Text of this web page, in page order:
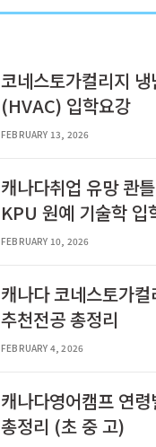
코네스토가컬리지
(HVAC) 입학요강
FEBRUARY 13, 2026
캐나다취업 유망 콴
KPU 원예 기술학 입
FEBRUARY 10, 2026
캐나다 코네스토가
추천전공 총정리
FEBRUARY 4, 2026
캐나다영어캠프 연
총정리 (초 중 고)